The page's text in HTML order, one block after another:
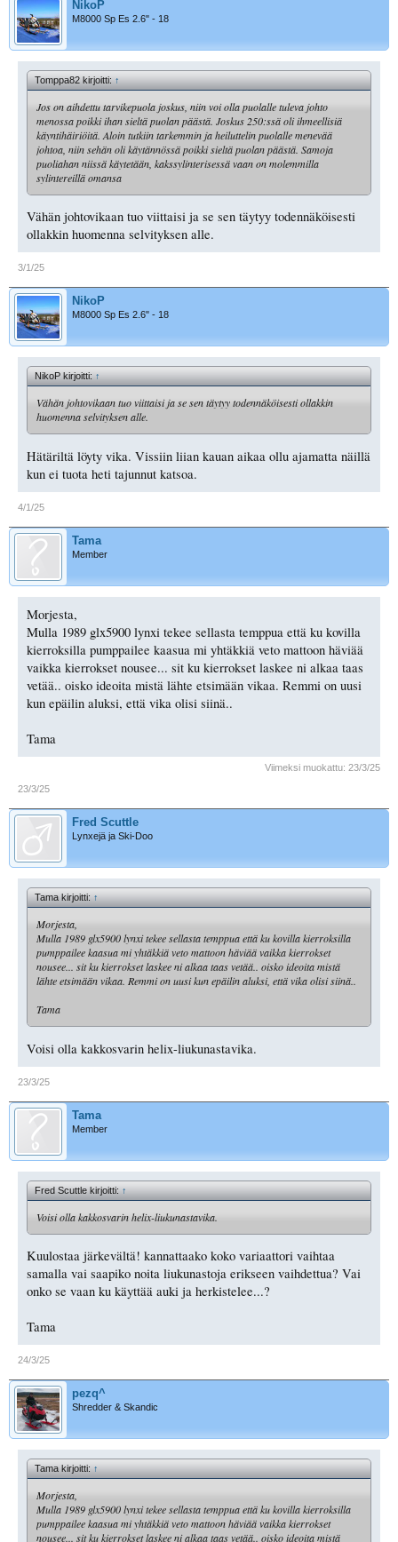
NikoP
M8000 Sp Es 2.6" - 18
Tomppa82 kirjoitti:↑
Jos on aihdettu tarvikepuola joskus, niin voi olla puolalle tuleva johto
menossa poikki ihan sieltä puolan päästä. Joskus 250:ssä oli ihmeellisiä
käyntihäiriöitä. Aloin tutkiin tarkemmin ja heiluttelin puolalle menevää
johtoa, niin sehän oli käytännössä poikki sieltä puolan päästä. Samoja
puoliahan niissä käytetään, kakssylinterisessä vaan on molemmilla
sylintereillä omansa
Vähän johtovikaan tuo viittaisi ja se sen täytyy todennäköisesti
ollakkin huomenna selvityksen alle.
3/1/25
NikoP
M8000 Sp Es 2.6" - 18
NikoP kirjoitti:↑
Vähän johtovikaan tuo viittaisi ja se sen täytyy todennäköisesti ollakkin
huomenna selvityksen alle.
Hätäriltä löyty vika. Vissiin liian kauan aikaa ollu ajamatta näillä
kun ei tuota heti tajunnut katsoa.
4/1/25
Tama
Member
Morjesta,
Mulla 1989 glx5900 lynxi tekee sellasta temppua että ku kovilla
kierroksilla pumppailee kaasua mi yhtäkkiä veto mattoon häviää
vaikka kierrokset nousee... sit ku kierrokset laskee ni alkaa taas
vetää.. oisko ideoita mistä lähte etsimään vikaa. Remmi on uusi
kun epäilin aluksi, että vika olisi siinä..
Tama
Viimeksi muokattu: 23/3/25
23/3/25
Fred Scuttle
Lynxejä ja Ski-Doo
Tama kirjoitti:↑
Morjesta,
Mulla 1989 glx5900 lynxi tekee sellasta temppua että ku kovilla kierroksilla
pumppailee kaasua mi yhtäkkiä veto mattoon häviää vaikka kierrokset
nousee... sit ku kierrokset laskee ni alkaa taas vetää.. oisko ideoita mistä
lähte etsimään vikaa. Remmi on uusi kun epäilin aluksi, että vika olisi siinä..
Tama
Voisi olla kakkosvarin helix-liukunastavika.
23/3/25
Tama
Member
Fred Scuttle kirjoitti:↑
Voisi olla kakkosvarin helix-liukunastavika.
Kuulostaa järkevältä! kannattaako koko variaattori vaihtaa
samalla vai saapiko noita liukunastoja erikseen vaihdettua? Vai
onko se vaan ku käyttää auki ja herkistelee...?
Tama
24/3/25
pezq^
Shredder & Skandic
Tama kirjoitti: ↑
Morjesta,
Mulla 1989 glx5900 lynxi tekee sellasta temppua että ku kovilla kierroksilla
pumppailee kaasua mi yhtäkkiä veto mattoon häviää vaikka kierrokset
nousee... sit ku kierrokset laskee ni alkaa taas vetää.. oisko ideoita mistä